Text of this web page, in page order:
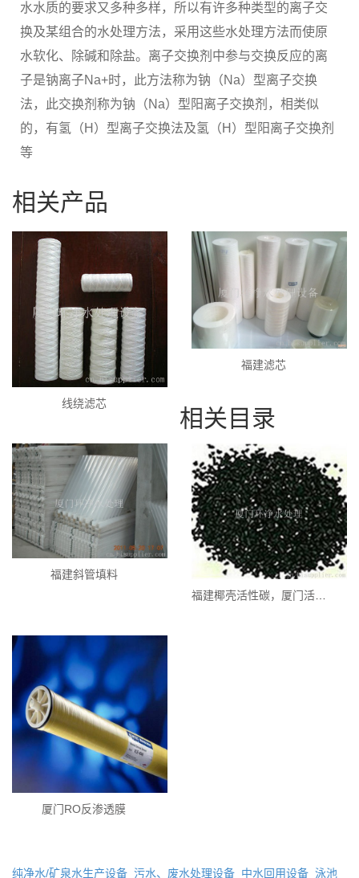
水水质的要求又多种多样，所以有许多种类型的离子交
换及某组合的水处理方法，采用这些水处理方法而使原
水软化、除碱和除盐。离子交换剂中参与交换反应的离
子是钠离子Na+时，此方法称为钠（Na）型离子交换
法，此交换剂称为钠（Na）型阳离子交换剂，相类似
的，有氢（H）型离子交换法及氢（H）型阳离子交换剂
等
相关产品
线绕滤芯
福建滤芯
福建斜管填料
厦门RO反渗透膜
相关目录
纯净水/矿泉水生产设备 污水、废水处理设备 中水回用设备 泳池